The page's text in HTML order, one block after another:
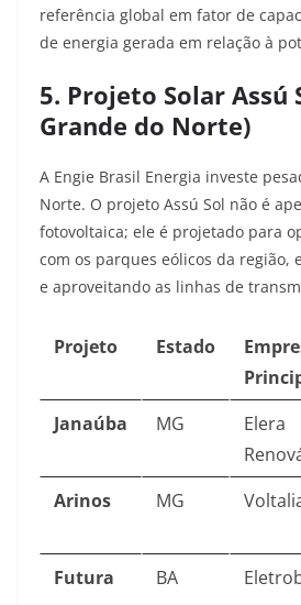
referência global em fator de
de energia gerada em relação à
5. Projeto Solar Assú
Grande do Norte)
A Engie Brasil Energia investe
Norte. O projeto Assú Sol não é
fotovoltaica; ele é projetado para
com os parques eólicos da região,
e aproveitando as linhas de
Projeto Estado
Janaúba
MG
Elera
Arinos
MG
Futura
BA